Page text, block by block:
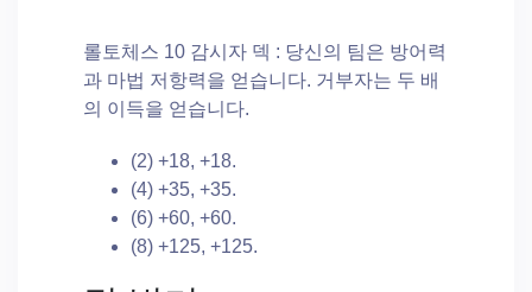
롤토체스 10 감시자 덱 : 당신의 팀은 방어력
과 마법 저항력을 얻습니다. 거부자는 두 배
의 이득을 얻습니다.
(2) +18, +18.
(4) +35, +35.
(6) +60, +60.
(8) +125, +125.